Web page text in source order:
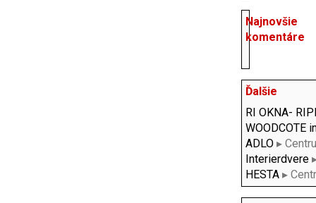
Najnovšie
komentáre
Ďalšie
RI OKNA-
WOODCOTE
ADLO ▸
Interierdvere
HESTA ▸